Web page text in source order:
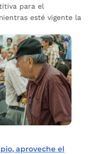
para el
esté vigente la
aproveche el